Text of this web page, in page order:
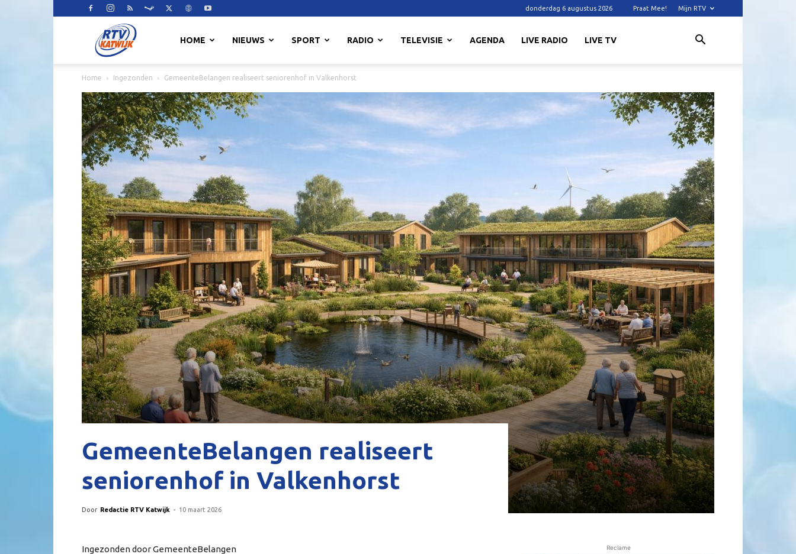
donderdag 6 augustus 2026 Praat Mee! Mijn RTV
HOME NIEUWS SPORT RADIO TELEVISIE AGENDA LIVE RADIO LIVE TV
Home Ingezonden GemeenteBelangen realiseert seniorenhof in Valkenhorst
GemeenteBelangen realiseert
seniorenhof in Valkenhorst
Door Redactie RTV Katwijk - 10 maart 2026
Ingezonden door GemeenteBelangen Reclame